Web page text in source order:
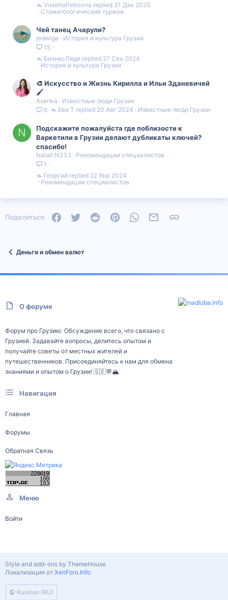
Стоматологический туризм
31 Дек 2025
ViolettaPetrovna
Чей танец Ачарули?
jedwiga
История и культура Грузии
15
История и культура Грузии
27 Сен 2024
БизнесЛеди
🎨 Искусство и Жизнь Кирилла и Ильи Зданевичей
🖌️
Asenka
Известные люди Грузии
6
Известные люди Грузии
20 Авг 2024
Ева Т
N
Подскажите пожалуйста где поблизости к
Варкетили в Грузии делают дубликаты ключей?
спасибо!
Natali.N333
Рекомендации специалистов
1
Рекомендации специалистов
22 Янв 2024
Георгий
Поделиться: FacebookTwitter Reddit PinterestWhatsAppЭлектронная почта
Деньги и обмен валют
О форуме
Форум про Грузию: Обсуждение всего, что связано с
Грузией. Задавайте вопросы, делитесь опытом и
получайте советы от местных жителей и
путешественников. Присоединяйтесь к нам для обмена
знаниями и опытом о Грузии! 🇬🇪💬🏔️
Навигация
Главная
Форумы
Обратная Связь
Меню
Войти
Russian (RU)
Style and add-ons by ThemeHouse
Локализация от XenForo.Info